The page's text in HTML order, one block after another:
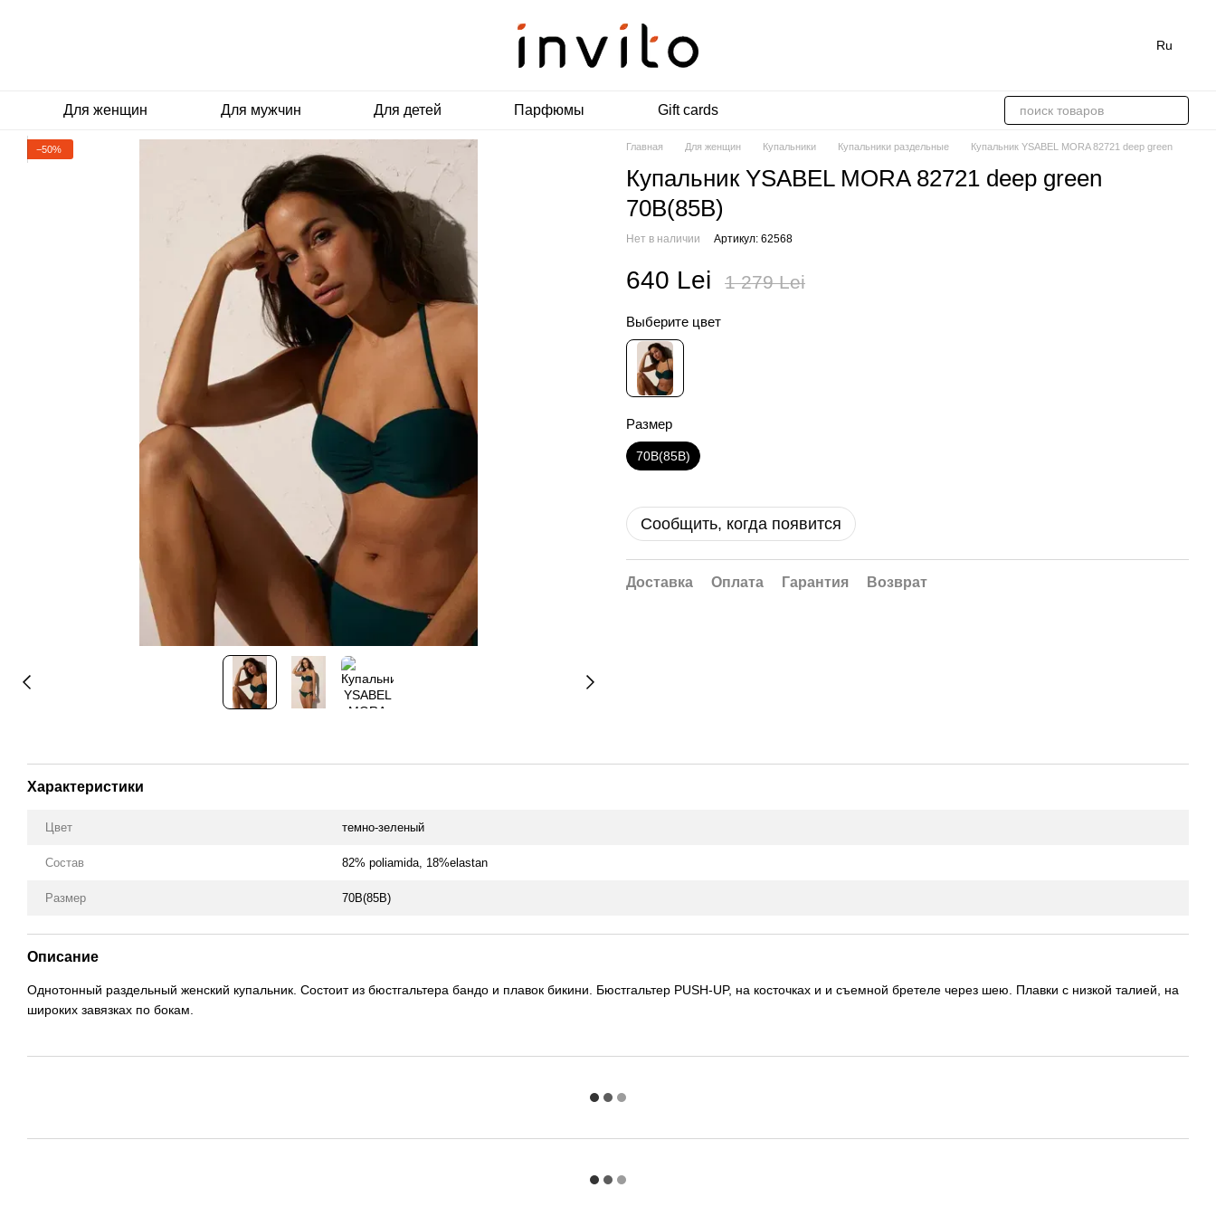
Ru
Для женщин Для мужчин Для детей Парфюмы Gift cards
−50% Главная Для женщин Купальники Купальники раздельные Купальник YSABEL MORA 82721 deep green
Купальник YSABEL MORA 82721 deep green
70B(85B)
Нет в наличии Артикул: 62568
640 Lei 1 279 Lei
Выберите цвет
Размер
70B(85B)
Сообщить, когда появится
Доставка Оплата Гарантия Возврат
Характеристики
Цвет темно-зеленый
Состав 82% poliamida, 18%elastan
Размер 70B(85B)
Описание
Однотонный раздельный женский купальник. Состоит из бюстгальтера бандо и плавок бикини. Бюстгальтер PUSH-UP, на косточках и и съемной бретеле через шею. Плавки с низкой талией, на
широких завязках по бокам.